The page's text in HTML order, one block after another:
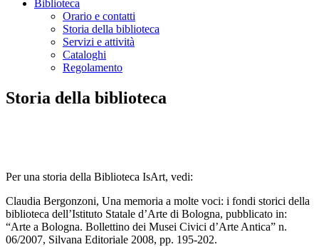
Biblioteca
Orario e contatti
Storia della biblioteca
Servizi e attività
Cataloghi
Regolamento
Storia della biblioteca
Per una storia della Biblioteca IsArt, vedi:
Claudia Bergonzoni, Una memoria a molte voci: i fondi storici della
biblioteca dell’Istituto Statale d’Arte di Bologna, pubblicato in:
“Arte a Bologna. Bollettino dei Musei Civici d’Arte Antica” n.
06/2007, Silvana Editoriale 2008, pp. 195-202.